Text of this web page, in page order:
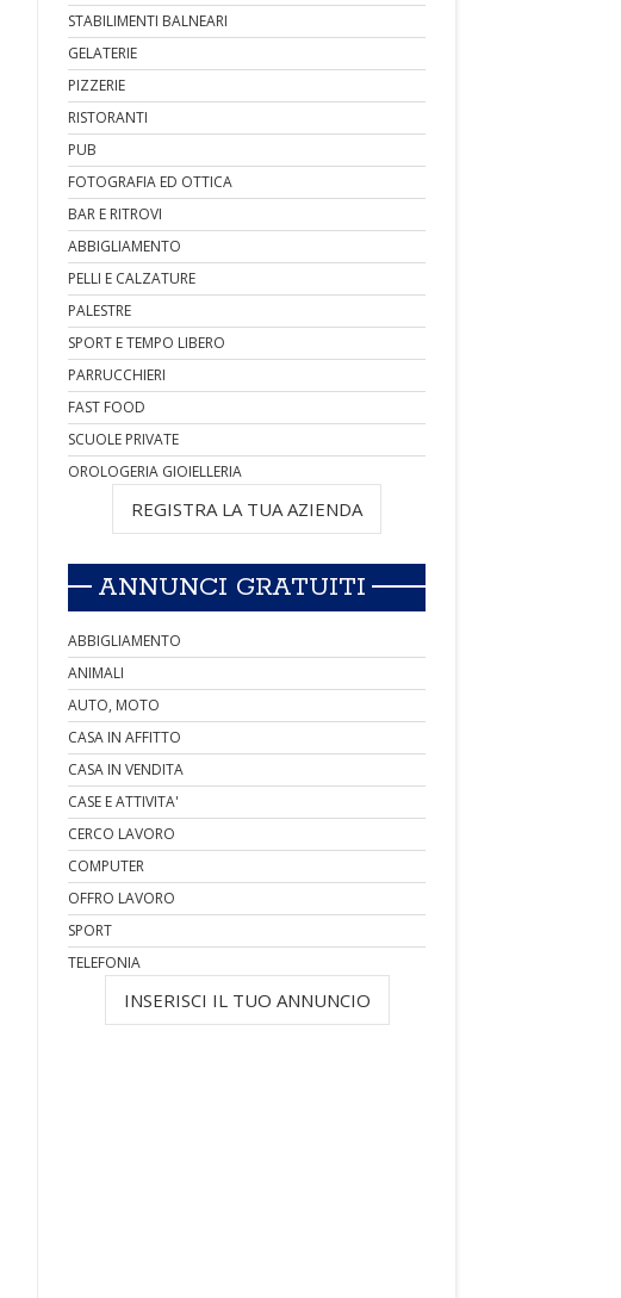
STABILIMENTI BALNEARI
GELATERIE
PIZZERIE
RISTORANTI
PUB
FOTOGRAFIA ED OTTICA
BAR E RITROVI
ABBIGLIAMENTO
PELLI E CALZATURE
PALESTRE
SPORT E TEMPO LIBERO
PARRUCCHIERI
FAST FOOD
SCUOLE PRIVATE
OROLOGERIA GIOIELLERIA
REGISTRA LA TUA AZIENDA
ANNUNCI GRATUITI
ABBIGLIAMENTO
ANIMALI
AUTO, MOTO
CASA IN AFFITTO
CASA IN VENDITA
CASE E ATTIVITA'
CERCO LAVORO
COMPUTER
OFFRO LAVORO
SPORT
TELEFONIA
INSERISCI IL TUO ANNUNCIO